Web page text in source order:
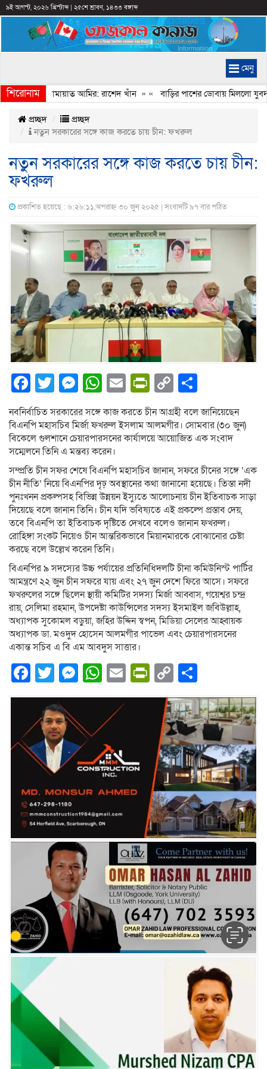
৯ই আগস্ট, ২০২৬ খ্রিস্টাব্দ| ২৫শে শ্রাবণ, ১৪৩৩ বঙ্গাব্দ
মেনু
শিরোনাম
করেন জামায়াত আমির: রাশেদ খাঁন » « বাড়ির পাশের ডোবায় মিললো
প্রচ্ছদ
প্রচ্ছদ
নতুন সরকারের সঙ্গে কাজ করতে চায় চীন: ফখরুল
নতুন সরকারের সঙ্গে কাজ করতে চায় চীন:
ফখরুল
প্রকাশিত হয়েছে : ৬:২৬:১১,অপরাহ্ন ৩০ জুন ২০২৫ | সংবাদটি ৯৭ বার পঠিত
Facebook
Twitter
Messenger
WhatsApp
EmailPrintFriendly
Copy
Link
নবনির্বাচিত সরকারের সঙ্গে কাজ করতে চীন আগ্রহী বলে জানিয়েছেন
বিএনপি মহাসচিব মির্জা ফখরুল ইসলাম আলমগীর। সোমবার (৩০ জুন)
বিকেলে গুলশানে চেয়ারপারসনের কার্যালয়ে আয়োজিত এক সংবাদ
সম্মেলনে তিনি এ মন্তব্য করেন।
সম্প্রতি চীন সফর শেষে বিএনপি মহাসচিব জানান, সফরে চীনের সঙ্গে ‘এক
চীন নীতি’ নিয়ে বিএনপির দৃঢ় অবস্থানের কথা জানানো হয়েছে। তিস্তা নদী
পুনঃখনন প্রকল্পসহ বিভিন্ন উন্নয়ন ইস্যুতে আলোচনায় চীন ইতিবাচক সাড়া
দিয়েছে বলে জানান তিনি। চীন যদি ভবিষ্যতে এই প্রকল্পে প্রস্তাব দেয়,
তবে বিএনপি তা ইতিবাচক দৃষ্টিতে দেখবে বলেও জানান ফখরুল।
রোহিঙ্গা সংকট নিয়েও চীন আন্তরিকভাবে মিয়ানমারকে বোঝানোর চেষ্টা
করছে বলে উল্লেখ করেন তিনি।
বিএনপির ৯ সদস্যের উচ্চ পর্যায়ের প্রতিনিধিদলটি চীনা কমিউনিস্ট পার্টির
আমন্ত্রণে ২২ জুন চীন সফরে যায় এবং ২৭ জুন দেশে ফিরে আসে। সফরে
ফখরুলের সঙ্গে ছিলেন স্থায়ী কমিটির সদস্য মির্জা আব্বাস, গয়েশ্বর চন্দ্র
রায়, সেলিমা রহমান, উপদেষ্টা কাউন্সিলের সদস্য ইসমাইল জবিউল্লাহ,
অধ্যাপক সুকোমল বড়ুয়া, জহির উদ্দিন স্বপন, মিডিয়া সেলের আহ্বায়ক
অধ্যাপক ডা. মওদুদ হোসেন আলমগীর পাভেল এবং চেয়ারপারসনের
একান্ত সচিব এ বি এম আবদুস সাত্তার।
Facebook
Twitter
Messenger
WhatsApp
EmailPrintFriendly
Copy
Link